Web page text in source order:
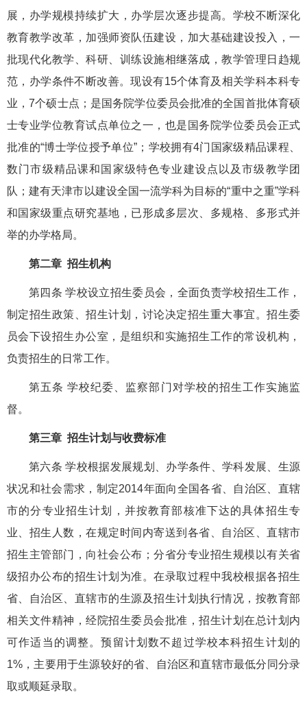
展，办学规模持续扩大，办学层次逐步提高。学校不断深化
教育教学改革，加强师资队伍建设，加大基础建设投入，一
批现代化教学、科研、训练设施相继落成，教学管理日趋规
范，办学条件不断改善。现设有15个体育及相关学科本科专
业，7个硕士点；是国务院学位委员会批准的全国首批体育硕
士专业学位教育试点单位之一，也是国务院学位委员会正式
批准的“博士学位授予单位”；学校拥有4门国家级精品课程、
数门市级精品课和国家级特色专业建设点以及市级教学团
队；建有天津市以建设全国一流学科为目标的“重中之重”学科
和国家级重点研究基地，已形成多层次、多规格、多形式并
举的办学格局。
第二章 招生机构
第四条 学校设立招生委员会，全面负责学校招生工作，
制定招生政策、招生计划，讨论决定招生重大事宜。招生委
员会下设招生办公室，是组织和实施招生工作的常设机构，
负责招生的日常工作。
第五条 学校纪委、监察部门对学校的招生工作实施监
督。
第三章 招生计划与收费标准
第六条 学校根据发展规划、办学条件、学科发展、生源
状况和社会需求，制定2014年面向全国各省、自治区、直辖
市的分专业招生计划，并按教育部核准下达的具体招生专
业、招生人数，在规定时间内寄送到各省、自治区、直辖市
招生主管部门，向社会公布；分省分专业招生规模以有关省
级招办公布的招生计划为准。在录取过程中我校根据各招生
省、自治区、直辖市的生源及招生计划执行情况，按教育部
相关文件精神，经院招生委员会批准，招生计划在总计划内
可作适当的调整。预留计划数不超过学校本科招生计划的
1%，主要用于生源较好的省、自治区和直辖市最低分同分录
取或顺延录取。